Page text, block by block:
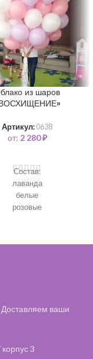
из шаров
Артикул: 0638
от: 2 280₽
Состав:
лаванда
белые
розовые
ваши
3